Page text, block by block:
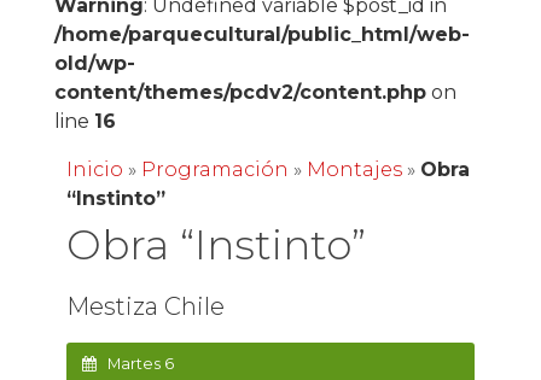
Warning: Undefined variable $post_id in
/home/parquecultural/public_html/web-
old/wp-
content/themes/pcdv2/content.phpon
line 16
Inicio » Programación » Montajes» Obra
“Instinto”
Obra “Instinto”
Mestiza Chile
Martes 6